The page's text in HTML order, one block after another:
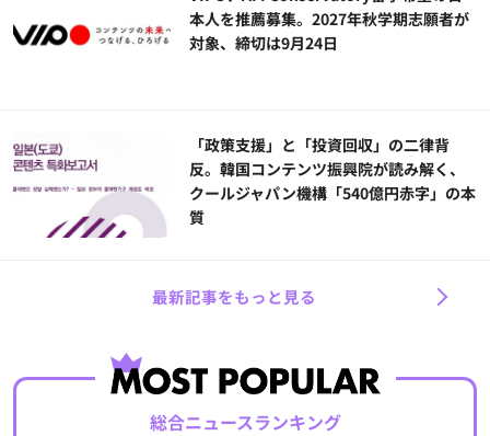
本人を推薦募集。2027年秋学期志願者が
対象、締切は9月24日
「政策支援」と「投資回収」の二律背
反。韓国コンテンツ振興院が読み解く、
クールジャパン機構「540億円赤字」の本
質
最新記事をもっと見る
総合ニュースランキング